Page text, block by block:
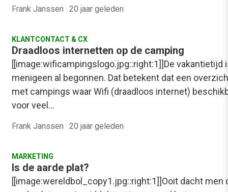
Frank Janssen · 20 jaar geleden
KLANTCONTACT & CX
Draadloos internetten op de camping
[[image:wificampingslogo.jpg::right:1]]De vakantietijd
menigeen al begonnen. Dat betekent dat een
met campings waar Wifi (draadloos internet)
voor veel…
Frank Janssen · 20 jaar geleden
MARKETING
Is de aarde plat?
[[image:wereldbol_copy1.jpg::right:1]]Ooit dacht men